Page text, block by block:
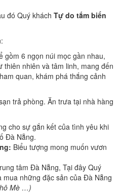
đó Quý khách Tự do tắm biển
gồm 6 ngọn núi mọc gần nhau,
nhiên và tâm linh, mang đến
quan, khám phá thắng cảnh
trả phòng. Ăn trưa tại nhà hàng
cho sự gắn kết của tình yêu khi
Đà Nẵng.
Biểu tượng mong muốn vươn
tâm Đà Nẵng, Tại đây Quý
những đặc sản của Đà Nẵng
Mè …)